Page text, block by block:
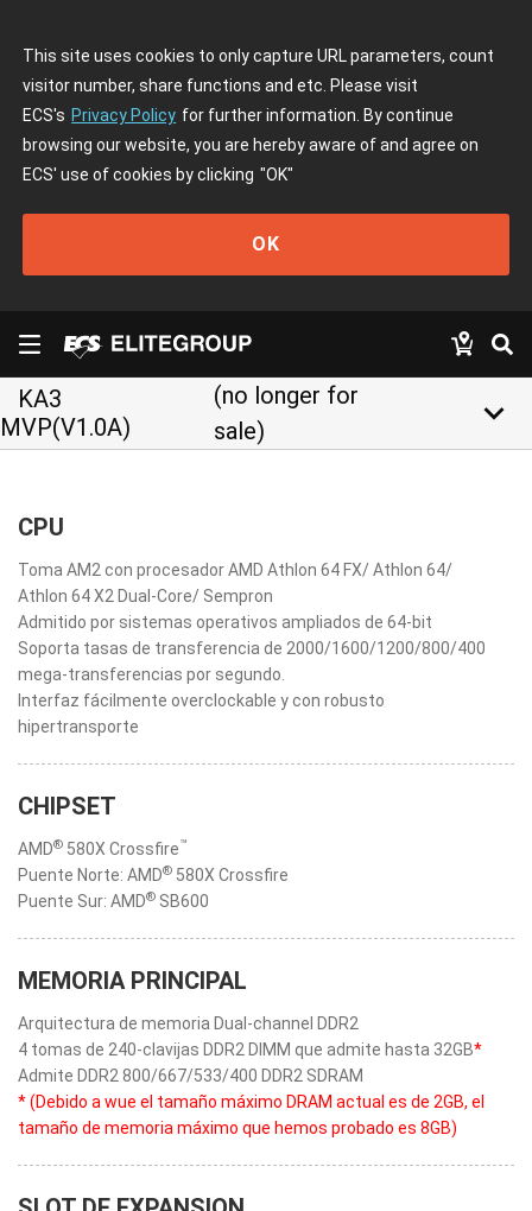
This site uses cookies to only capture URL parameters, count
visitor number, share functions and etc. Please visit
ECS's Privacy Policy for further information. By continue
browsing our website, you are hereby aware of and agree on
ECS' use of cookies by clicking "OK"
OK
KA3
MVP(V1.0A)
(no longer for
sale)
keyboard_arrow_down
CPU
Toma AM2 con procesador AMD Athlon 64 FX/ Athlon 64/
Athlon 64 X2 Dual-Core/ Sempron
Admitido por sistemas operativos ampliados de 64-bit
Soporta tasas de transferencia de 2000/1600/1200/800/400
mega-transferencias por segundo.
Interfaz fácilmente overclockable y con robusto
hipertransporte
CHIPSET
AMD® 580X Crossfire™
Puente Norte: AMD® 580X Crossfire
Puente Sur: AMD® SB600
MEMORIA PRINCIPAL
Arquitectura de memoria Dual-channel DDR2
4 tomas de 240-clavijas DDR2 DIMM que admite hasta 32GB*
Admite DDR2 800/667/533/400 DDR2 SDRAM
* (Debido a wue el tamaño máximo DRAM actual es de 2GB, el
tamaño de memoria máximo que hemos probado es 8GB)